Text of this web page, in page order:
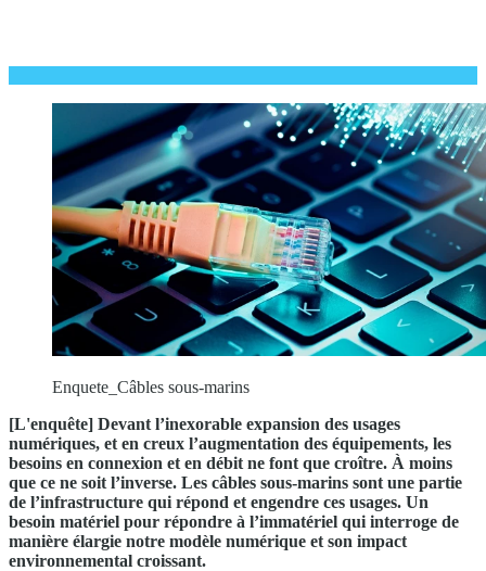
Enquete_Câbles sous-marins
[L'enquête] Devant l’inexorable expansion des usages
numériques, et en creux l’augmentation des équipements, les
besoins en connexion et en débit ne font que croître. À moins
que ce ne soit l’inverse. Les câbles sous-marins sont une partie
de l’infrastructure qui répond et engendre ces usages. Un
besoin matériel pour répondre à l’immatériel qui interroge de
manière élargie notre modèle numérique et son impact
environnemental croissant.